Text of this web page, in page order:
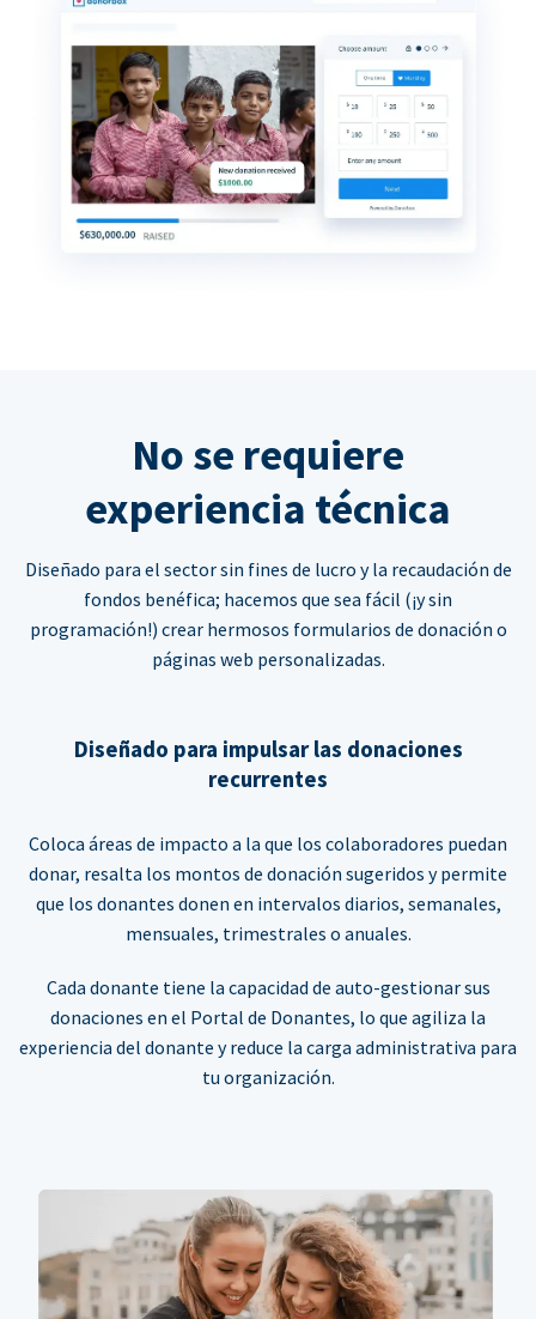
No se requiere
experiencia técnica
Diseñado para el sector sin fines de lucro y la recaudación de
fondos benéfica; hacemos que sea fácil (¡y sin
programación!) crear hermosos formularios de donación o
páginas web personalizadas.
Diseñado para impulsar las donaciones
recurrentes
Coloca áreas de impacto a la que los colaboradores puedan
donar, resalta los montos de donación sugeridos y permite
que los donantes donen en intervalos diarios, semanales,
mensuales, trimestrales o anuales.
Cada donante tiene la capacidad de auto-gestionar sus
donaciones en el Portal de Donantes, lo que agiliza la
experiencia del donante y reduce la carga administrativa para
tu organización.